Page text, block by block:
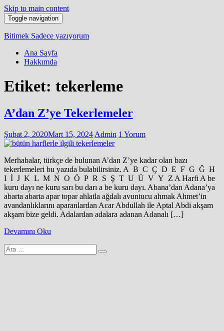
Skip to main content
Toggle navigation
Bitimek Sadece yazıyorum
Ana Sayfa
Hakkımda
Etiket: tekerleme
A’dan Z’ye Tekerlemeler
Şubat 2, 2020Mart 15, 2024 Admin 1 Yorum
Merhabalar, türkçe de bulunan A’dan Z’ye kadar olan bazı
tekerlemeleri bu yazıda bulabilirsiniz. A B C Ç D E F G Ğ H
I İ J K L M N O Ö P R S Ş T U Ü V Y Z A Harfi A be
kuru dayı ne kuru sarı bu darı a be kuru dayı. Abana’dan Adana’ya
abarta abarta apar topar ahlatla ağdalı avuntucu ahmak Ahmet’in
avandanlıklarını aparanlardan Acar Abdullah ile Aptal Abdi akşam
akşam bize geldi. Adalardan adalara adanan Adanalı […]
Devamını Oku
Arama
yap: